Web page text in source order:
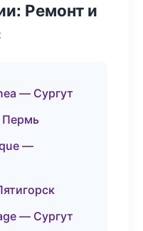
Ремонт и
— Сургут
—
— Сургут